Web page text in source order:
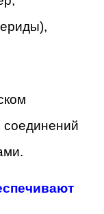
соединений